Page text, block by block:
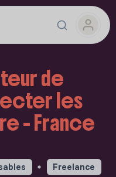
de
les
- France
Freelance